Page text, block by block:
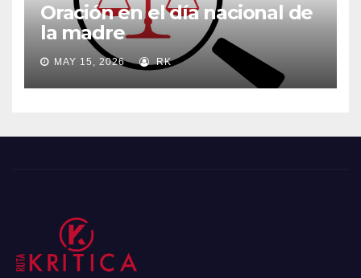
Oración en el día nacional de
la madre
MAY 15, 2026 RK